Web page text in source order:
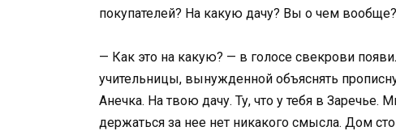
покупателей? На какую дачу? Вы о чем вообще?
— Как это на какую? — в голосе свекрови
учительницы, вынужденной объяснять
Анечка. На твою дачу. Ту, что у тебя в
держаться за нее нет никакого смысла. Дом